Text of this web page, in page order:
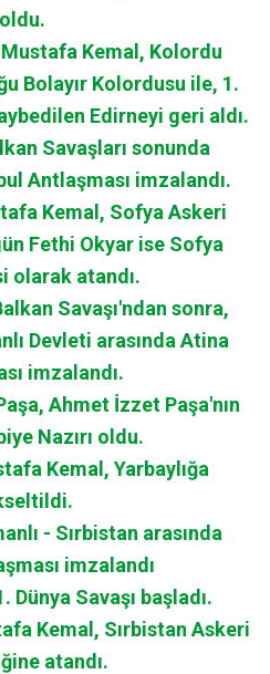
oldu.
Kemal, Kolordu
Bolayır Kolordusu ile, 1.
Edirneyi geri aldı.
Savaşları sonunda
Antlaşması imzalandı.
Kemal, Sofya Askeri
Fethi Okyar ise Sofya
olarak atandı.
Savaşı'ndan sonra,
Devleti arasında Atina
imzalandı.
Ahmet İzzet Paşa'nın
Nazırı oldu.
Kemal, Yarbaylığa
- Sırbistan arasında
imzalandı
Dünya Savaşı başladı.
Kemal, Sırbistan Askeri
atandı.